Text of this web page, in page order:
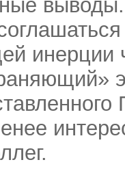
инерции